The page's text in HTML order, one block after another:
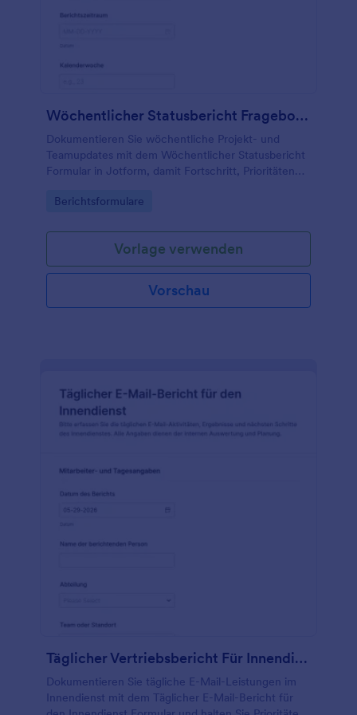
Wöchentlicher Statusbericht Fragebogen
Dokumentieren Sie wöchentliche Projekt- und
Teamupdates mit dem Wöchentlicher Statusbericht
Formular in Jotform, damit Fortschritt, Prioritäten
Formularantworten zentral ausgewertet werden
Go to Category:
Berichtsformulare
Vorlage verwenden
Vorschau
Täglicher Vertriebsbericht Für Innendienst Formular
Dokumentieren Sie tägliche E-Mail-Leistungen im
Innendienst mit dem Täglicher E-Mail-Bericht für